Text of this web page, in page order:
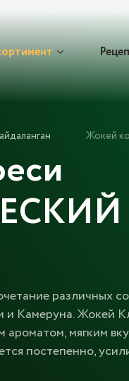
Жокей
различных
и Камеруна. Жокей
ароматом, мягким
постепенно,